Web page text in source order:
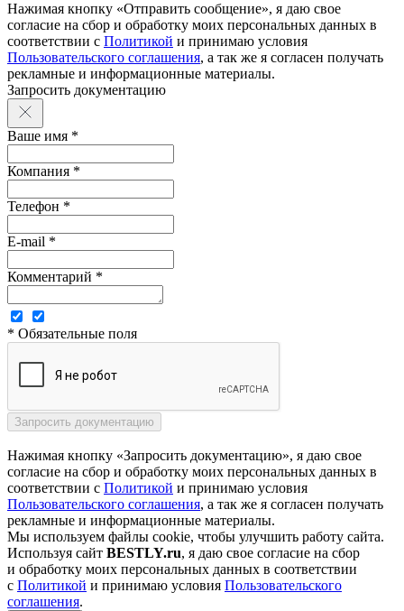
Нажимая кнопку «Отправить сообщение», я даю свое
согласие на сбор и обработку моих персональных данных в
соответствии с Политикой и принимаю условия
Пользовательского соглашения, а так же я согласен получать
рекламные и информационные материалы.
Запросить документацию
Ваше имя *
Компания *
Телефон *
E-mail *
Комментарий *
* Обязательные поля
Нажимая кнопку «Запросить документацию», я даю свое
согласие на сбор и обработку моих персональных данных в
соответствии с Политикой и принимаю условия
Пользовательского соглашения, а так же я согласен получать
рекламные и информационные материалы.
Мы используем файлы cookie, чтобы улучшить работу сайта.
Используя сайт BESTLY.ru, я даю свое согласие на сбор
и обработку моих персональных данных в соответствии
с Политикой и принимаю условия Пользовательского
соглашения.